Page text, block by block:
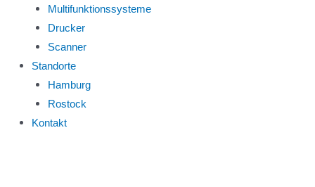
Multifunktionssysteme
Drucker
Scanner
Standorte
Hamburg
Rostock
Kontakt